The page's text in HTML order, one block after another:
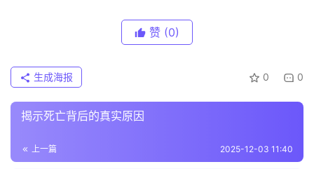
赞 (0)
0 0
生成海报
揭示死亡背后的真实原因
上一篇 2025-12-03 11:40